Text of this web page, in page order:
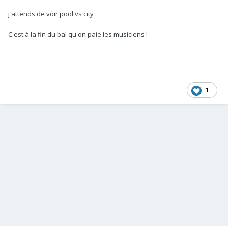
j attends de voir pool vs city
C est à la fin du bal qu on paie les musiciens !
1